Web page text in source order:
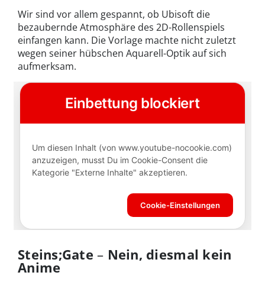
Wir sind vor allem gespannt, ob Ubisoft die
bezaubernde Atmosphäre des 2D-Rollenspiels
einfangen kann. Die Vorlage machte nicht zuletzt
wegen seiner hübschen Aquarell-Optik auf sich
aufmerksam.
Steins;Gate– Nein, diesmal kein
Anime